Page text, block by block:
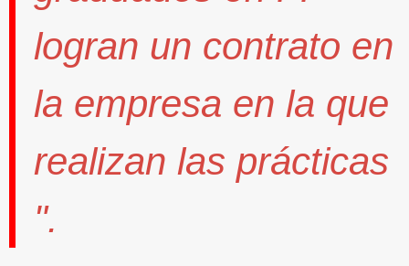
logran un contrato en
la empresa en la que
realizan las prácticas
".